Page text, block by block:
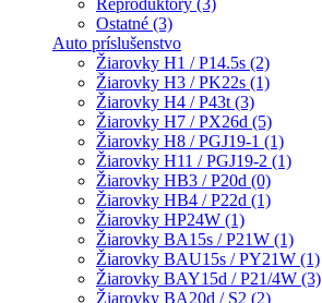
Reproduktory (3)
Ostatné (3)
Auto príslušenstvo
Žiarovky H1 / P14.5s (2)
Žiarovky H3 / PK22s (1)
Žiarovky H4 / P43t (3)
Žiarovky H7 / PX26d (5)
Žiarovky H8 / PGJ19-1 (1)
Žiarovky H11 / PGJ19-2 (1)
Žiarovky HB3 / P20d (0)
Žiarovky HB4 / P22d (1)
Žiarovky HP24W (1)
Žiarovky BA15s / P21W (1)
Žiarovky BAU15s / PY21W (1)
Žiarovky BAY15d / P21/4W (3)
Žiarovky BA20d / S2 (2)